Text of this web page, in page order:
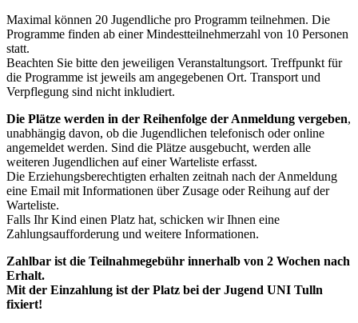
Maximal können 20 Jugendliche pro Programm teilnehmen. Die
Programme finden ab einer Mindestteilnehmerzahl von 10 Personen
statt.
Beachten Sie bitte den jeweiligen Veranstaltungsort. Treffpunkt für
die Programme ist jeweils am angegebenen Ort. Transport und
Verpflegung sind nicht inkludiert.
Die Plätze werden in der Reihenfolge der Anmeldung vergeben,
unabhängig davon, ob die Jugendlichen telefonisch oder online
angemeldet werden. Sind die Plätze ausgebucht, werden alle
weiteren Jugendlichen auf einer Warteliste erfasst.
Die Erziehungsberechtigten erhalten zeitnah nach der Anmeldung
eine Email mit Informationen über Zusage oder Reihung auf der
Warteliste.
Falls Ihr Kind einen Platz hat, schicken wir Ihnen eine
Zahlungsaufforderung und weitere Informationen.
Zahlbar ist die Teilnahmegebühr innerhalb von 2 Wochen nach
Erhalt.
Mit der Einzahlung ist der Platz bei der Jugend UNI Tulln
fixiert!